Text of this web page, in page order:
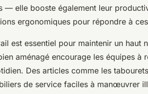
— elle booste également leur
ergonomiques pour répondre à
est essentiel pour maintenir un haut
aménagé encourage les équipes à
Des articles comme les
de service faciles à manœuvrer